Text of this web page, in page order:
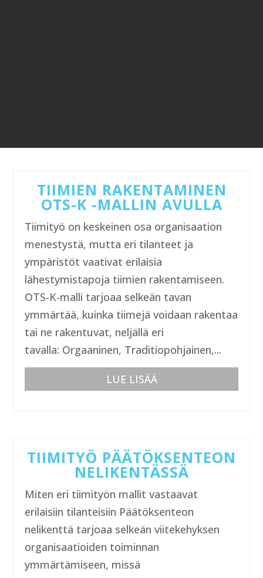
TIIMIEN RAKENTAMINEN
OTS-K -MALLIN AVULLA
Tiimityö on keskeinen osa organisaation
menestystä, mutta eri tilanteet ja
ympäristöt vaativat erilaisia
lähestymistapoja tiimien rakentamiseen.
OTS-K-malli tarjoaa selkeän tavan
ymmärtää, kuinka tiimejä voidaan rakentaa
tai ne rakentuvat, neljällä eri
tavalla: Orgaaninen, Traditiopohjainen,...
LUE LISÄÄ
TIIMITYÖ PÄÄTÖKSENTEON
NELIKENTÄSSÄ
Miten eri tiimityön mallit vastaavat
erilaisiin tilanteisiin Päätöksenteon
nelikenttä tarjoaa selkeän viitekehyksen
organisaatioiden toiminnan
ymmärtämiseen, missä